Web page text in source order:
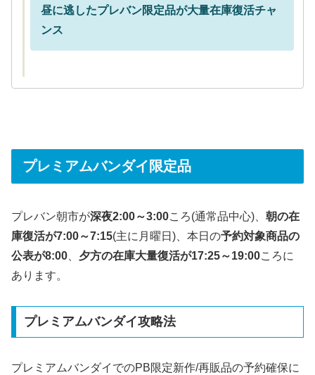
昼に逃したプレバン限定品が大量在庫復活チャ
ンス
プレミアムバンダイ限定品
プレバン朝市が深夜2:00～3:00ころ(通常品中心)、 朝の在
庫復活が7:00～7:15(主に月曜日)、本日の予約対象商品の
公表が8:00
夕方の在庫大量復活が17:25～19:00ころに
あります。
プレミアムバンダイ攻略法
プレミアムバンダイでのPB限定新作/再販品の予約確保に